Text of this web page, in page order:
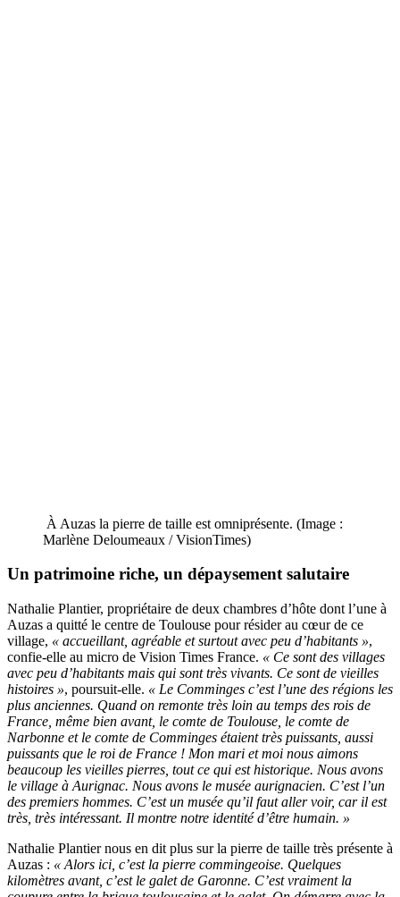
À Auzas la pierre de taille est omniprésente. (Image :
Marlène Deloumeaux / VisionTimes)
Un patrimoine riche, un dépaysement salutaire
Nathalie Plantier, propriétaire de deux chambres d’hôte dont l’une à
Auzas a quitté le centre de Toulouse pour résider au cœur de ce
village, « accueillant, agréable et surtout avec peu d’habitants »,
confie-elle au micro de Vision Times France. « Ce sont des villages
avec peu d’habitants mais qui sont très vivants. Ce sont de vieilles
histoires », poursuit-elle. « Le Comminges c’est l’une des régions les
plus anciennes. Quand on remonte très loin au temps des rois de
France, même bien avant, le comte de Toulouse, le comte de
Narbonne et le comte de Comminges étaient très puissants, aussi
puissants que le roi de France ! Mon mari et moi nous aimons
beaucoup les vieilles pierres, tout ce qui est historique. Nous avons
le village à Aurignac. Nous avons le musée aurignacien. C’est l’un
des premiers hommes. C’est un musée qu’il faut aller voir, car il est
très, très intéressant. Il montre notre identité d’être humain. »
Nathalie Plantier nous en dit plus sur la pierre de taille très présente à
Auzas : « Alors ici, c’est la pierre commingeoise. Quelques
kilomètres avant, c’est le galet de Garonne. C’est vraiment la